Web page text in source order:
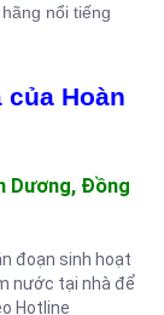
nổi tiếng
Hoàn
Dương, Đồng
đoạn sinh hoạt
nước tại nhà để
Hotline